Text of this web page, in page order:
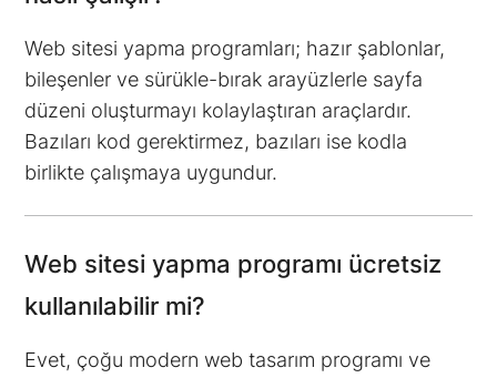
Web sitesi yapma programları; hazır şablonlar,
bileşenler ve sürükle-bırak arayüzlerle sayfa
düzeni oluşturmayı kolaylaştıran araçlardır.
Bazıları kod gerektirmez, bazıları ise kodla
birlikte çalışmaya uygundur.
Web sitesi yapma programı ücretsiz
kullanılabilir mi?
Evet, çoğu modern web tasarım programı ve